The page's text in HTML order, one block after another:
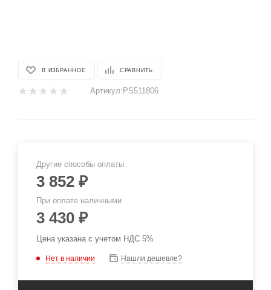
В ИЗБРАННОЕ СРАВНИТЬ
Артикул: PS511806
Другие способы оплаты
3 852 ₽
При оплате наличными
3 430 ₽
Цена указана с учетом НДС 5%
Нет в наличии Нашли дешевле?